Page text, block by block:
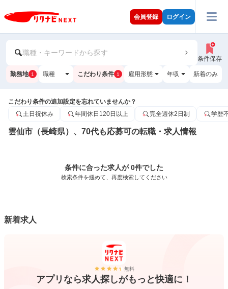
会員登録 ログイン
職種・キーワードから探す
条件保存
勤務地 1 職種 こだわり条件 1 雇用形態 年収 新着のみ
こだわり条件の追加設定を忘れていませんか？
土日祝休み
年間休日120日以上 完全週休2日制 学歴
雲仙市（長崎県）、70代も応募可の転職・求人情報
条件に合った求人が 0件でした
検索条件を緩めて、再度検索してください
新着求人
無料
アプリなら求人探しがもっと快適に！